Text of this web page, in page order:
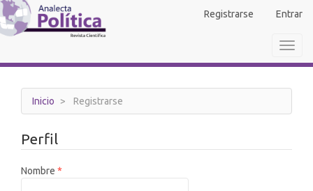
Navegación
principal
Contenido
Barra
Registrarse Entrar
Inicio Registrarse
Perfil
Nombre *